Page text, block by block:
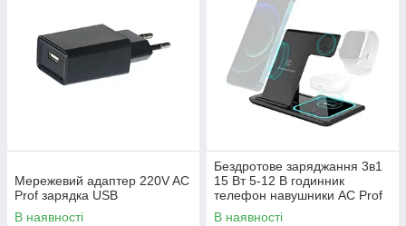
Мережевий адаптер 220V AC
Prof зарядка USB
В наявності
Бездротове заряджання 3в1
15 Вт 5-12 В годинник
телефон навушники AC Prof
3in1W
В наявності